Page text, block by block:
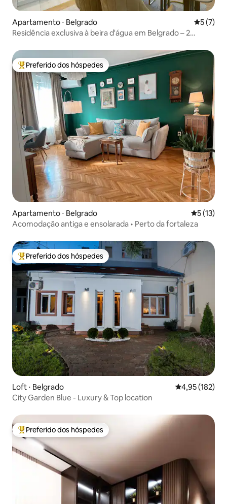
Apartamento ⋅ Belgrado 5 de
5 (7)
Residência exclusiva à beira d'água em Belgrado – 2
Entre os melhores preferidos dos hóspedes
Preferido dos hóspedes
Apartamento ⋅ Belgrado 5 de uma
5 (13)
Acomodação antiga e ensolarada • Perto da fortaleza
Entre os melhores preferidos dos hóspedes
Preferido dos hóspedes
Loft ⋅ Belgrado 4,95 de uma
4,95 (182)
City Garden Blue - Luxury & Top location
Entre os melhores preferidos dos hóspedes
Preferido dos hóspedes